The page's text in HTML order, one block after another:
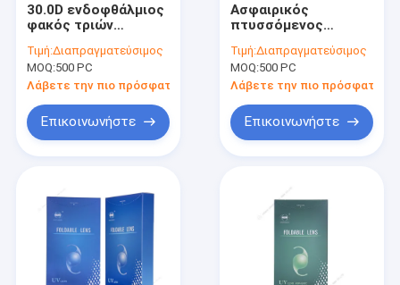
30.0D ενδοφθάλμιος
φακός τριών
Τιμή:Διαπραγματεύσιμος
MOQ:500 PC
Λάβετε την πιο πρόσφατη τιμή
Επικοινωνήστε
Ασφαιρικός
πτυσσόμενος
φακός
Τιμή:Διαπραγματεύσιμος
MOQ:500 PC
Λάβετε την πιο πρόσφατη
Επικοινωνήστε